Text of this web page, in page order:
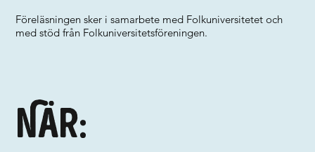
Föreläsningen sker i samarbete med Folkuniversitetet och
med stöd från Folkuniversitetsföreningen.
När: